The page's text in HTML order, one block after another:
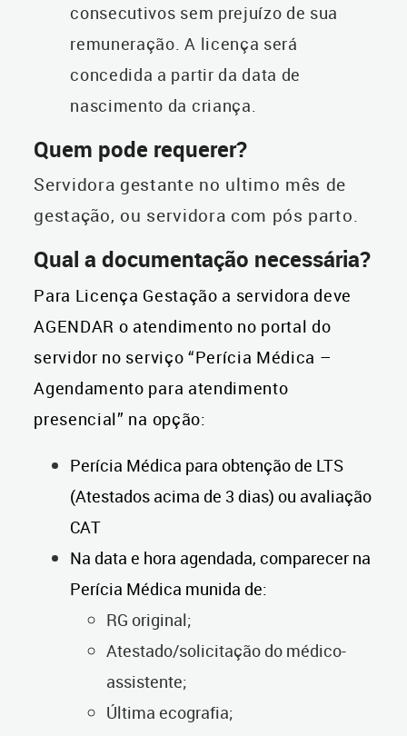
consecutivos sem prejuízo de sua
remuneração. A licença será
concedida a partir da data de
nascimento da criança.
Quem pode requerer?
Servidora gestante no ultimo mês de
gestação, ou servidora com pós parto.
Qual a documentação necessária?
Para Licença Gestação a servidora deve
AGENDAR o atendimento no portal do
servidor no serviço “Perícia Médica –
Agendamento para atendimento
presencial” na opção:
Perícia Médica para obtenção de LTS
(Atestados acima de 3 dias) ou avaliação
CAT
Na data e hora agendada, comparecer na
Perícia Médica munida de:
RG original;
Atestado/solicitação do médico-
assistente;
Última ecografia;